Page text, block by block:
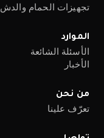
تجهيزات الحمام والدش
الموارد
الأسئلة الشائعة
الأخبار
من نحن
تعرّف علينا